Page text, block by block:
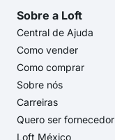
Sobre a Loft
Central de Ajuda
Como vender
Como comprar
Sobre nós
Carreiras
Quero ser fornecedor
Loft México